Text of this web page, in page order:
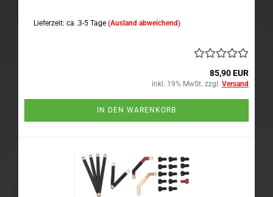
Lieferzeit: ca .3-5 Tage (Ausland abweichend)
85,90 EUR
inkl. 19% MwSt. zzgl. Versand
IN DEN WARENKORB